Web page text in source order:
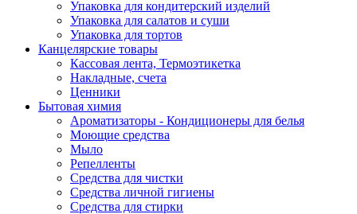
Упаковка для кондитерский изделий
Упаковка для салатов и суши
Упаковка для тортов
Канцелярские товары
Кассовая лента, Термоэтикетка
Накладные, счета
Ценники
Бытовая химия
Ароматизаторы - Кондиционеры для белья
Моющие средства
Мыло
Репелленты
Средства для чистки
Средства личной гигиены
Средства для стирки